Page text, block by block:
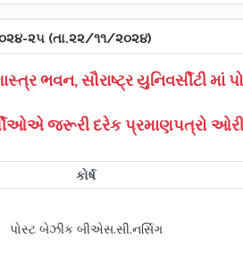
૨૫ (તા.૨૨/૧૧/૨૦૨૪)
ભવન, સૌરાષ્ટ્ર યુનિવર્સીટી
જરૂરી દરેક પ્રમાણપત્રો
કોર્ષ
પોસ્ટ બેઝીક બીએસ.સી.નર્સિગ